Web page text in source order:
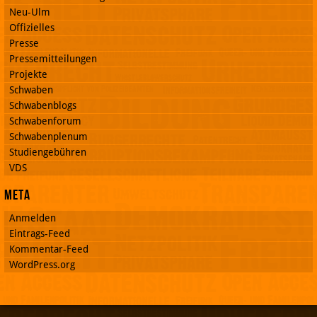
Neu-Ulm
Offizielles
Presse
Pressemitteilungen
Projekte
Schwaben
Schwabenblogs
Schwabenforum
Schwabenplenum
Studiengebühren
VDS
Meta
Anmelden
Eintrags-Feed
Kommentar-Feed
WordPress.org